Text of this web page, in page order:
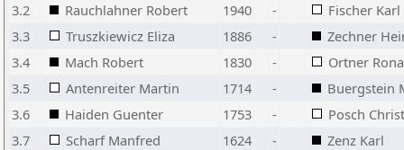
3.2
Rauchlahner Robert 1940 -
Fischer Karl
3.3
Truszkiewicz Eliza 1886 -
Zechner
3.4
Mach Robert 1830 -
Ortner
3.5
Antenreiter Martin 1714 -
Buergstein
3.6
Haiden Guenter 1753 -
Posch
3.7
Scharf Manfred 1624 -
Zenz Karl